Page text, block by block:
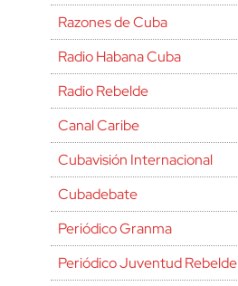
Razones de Cuba
Radio Habana Cuba
Radio Rebelde
Canal Caribe
Cubavisión Internacional
Cubadebate
Periódico Granma
Periódico Juventud Rebelde